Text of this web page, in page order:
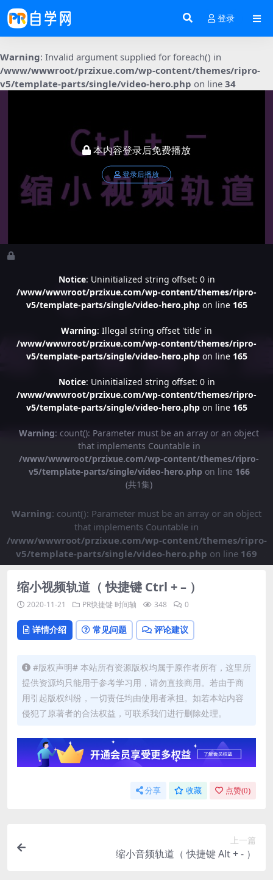
登录
Warning: Invalid argument supplied for foreach() in
/www/wwwroot/przixue.com/wp-content/themes/ripro-
v5/template-parts/single/video-hero.php on line 34
本内容登录后免费播放
登录后播放
Notice: Uninitialized string offset: 0 in
/www/wwwroot/przixue.com/wp-content/themes/ripro-
v5/template-parts/single/video-hero.phpon line 165
Warning: Illegal string offset 'title' in
/www/wwwroot/przixue.com/wp-content/themes/ripro-
v5/template-parts/single/video-hero.phpon line 165
Notice: Uninitialized string offset: 0 in
/www/wwwroot/przixue.com/wp-content/themes/ripro-
v5/template-parts/single/video-hero.phpon line 165
Warning: count(): Parameter must be an array or an object
that implements Countable in
/www/wwwroot/przixue.com/wp-content/themes/ripro-
v5/template-parts/single/video-hero.php on line 166
(共1集)
Warning: count(): Parameter must be an array or an object
that implements Countable in
/www/wwwroot/przixue.com/wp-content/themes/ripro-
v5/template-parts/single/video-hero.php on line 169
缩小视频轨道（ 快捷键 Ctrl + – ）
2020-11-21 PR快捷键 时间轴 348 0
详情介绍 常见问题 评论建议
#版权声明# 本站所有资源版权均属于原作者所有，这里所
提供资源均只能用于参考学习用，请勿直接商用。若由于商
用引起版权纠纷，一切责任均由使用者承担。如若本站内容
侵犯了原著者的合法权益，可联系我们进行删除处理。
分享 收藏 点赞(0)
上一篇
缩小音频轨道（ 快捷键 Alt + - ）